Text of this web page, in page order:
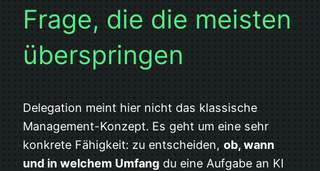
Frage, die die meisten
überspringen
Delegation meint hier nicht das klassische
Management-Konzept. Es geht um eine sehr
konkrete Fähigkeit: zu entscheiden, ob, wann
und in welchem Umfang du eine Aufgabe an KI